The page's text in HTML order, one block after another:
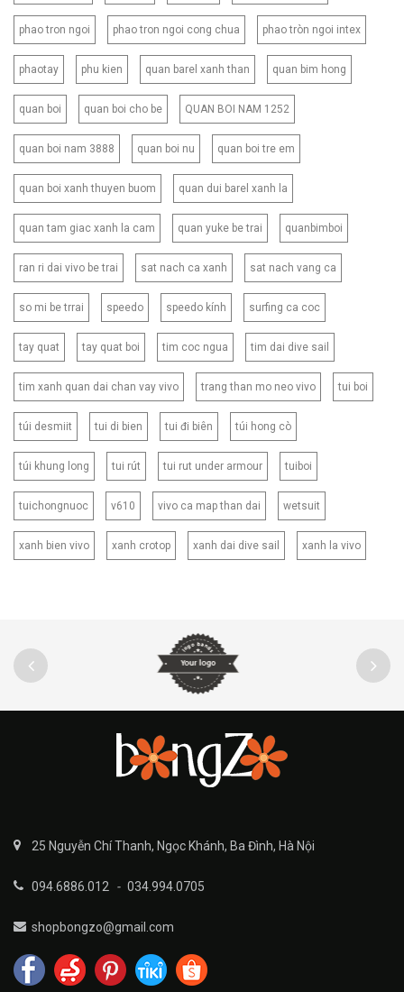
phao tron ngoi phao tron ngoi cong chua phao tròn ngoi intex
phaotay phu kien quan barel xanh than quan bim hong
quan boi quan boi cho be QUAN BOI NAM 1252
quan boi nam 3888 quan boi nu quan boi tre em
quan boi xanh thuyen buom quan dui barel xanh la
quan tam giac xanh la cam quan yuke be trai quanbimboi
ran ri dai vivo be trai sat nach ca xanh sat nach vang ca
so mi be trrai speedo speedo kính surfing ca coc
tay quat tay quat boi tim coc ngua tim dai dive sail
tim xanh quan dai chan vay vivo trang than mo neo vivo tui boi
túi desmiit tui di bien tui đi biên túi hong cò
túi khung long tui rút tui rut under armour tuiboi
tuichongnuoc v610 vivo ca map than dai wetsuit
xanh bien vivo xanh crotop xanh dai dive sail xanh la vivo
25 Nguyễn Chí Thanh, Ngọc Khánh, Ba Đình, Hà Nội
094.6886.012 - 034.994.0705
shopbongzo@gmail.com